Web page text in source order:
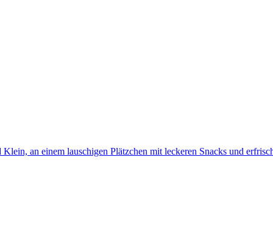
an einem lauschigen Plätzchen mit leckeren Snacks und